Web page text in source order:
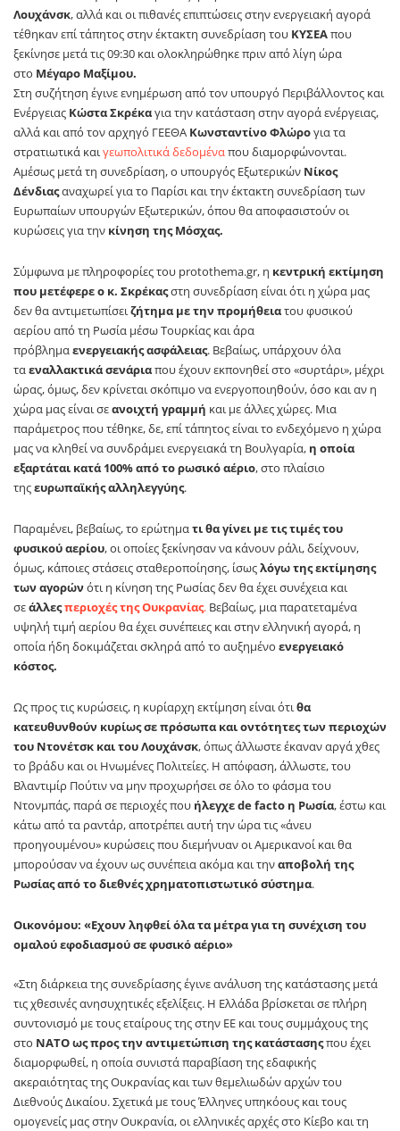
Λουχάνσκ, αλλά και οι πιθανές επιπτώσεις στην ενεργειακή αγορά
τέθηκαν επί τάπητος στην έκτακτη συνεδρίαση του ΚΥΣΕΑπου
ξεκίνησε μετά τις 09:30 και ολοκληρώθηκε πριν από λίγη ώρα
στο Μέγαρο Μαξίμου.
Στη συζήτηση έγινε ενημέρωση από τον υπουργό Περιβάλλοντος και
Ενέργειας Κώστα Σκρέκαγια την κατάσταση στην αγορά ενέργειας,
αλλά και από τον αρχηγό ΓΕΕΘΑ Κωνσταντίνο Φλώρογια τα
στρατιωτικά καιγεωπολιτικά δεδομέναπου διαμορφώνονται.
Αμέσως μετά τη συνεδρίαση, ο υπουργός Εξωτερικών Νίκος
Δένδιαςαναχωρεί για το Παρίσι και την έκτακτη συνεδρίαση των
Ευρωπαίων υπουργών Εξωτερικών, όπου θα αποφασιστούν οι
κυρώσεις για την κίνηση της Μόσχας.
Σύμφωνα με πληροφορίες του protothema.gr, η κεντρική εκτίμηση
που μετέφερε ο κ. Σκρέκαςστη συνεδρίαση είναι ότι η χώρα μας
δεν θα αντιμετωπίσειζήτημα με την προμήθειατου φυσικού
αερίου από τη Ρωσία μέσω Τουρκίας και άρα
πρόβλημαενεργειακής ασφάλειας. Βεβαίως, υπάρχουν όλα
ταεναλλακτικά σενάριαπου έχουν εκπονηθεί στο «συρτάρι», μέχρι
ώρας, όμως, δεν κρίνεται σκόπιμο να ενεργοποιηθούν, όσο και αν η
χώρα μας είναι σεανοιχτή γραμμή και με άλλες χώρες. Μια
παράμετρος που τέθηκε, δε, επί τάπητος είναι το ενδεχόμενο η χώρα
μας να κληθεί να συνδράμει ενεργειακά τη Βουλγαρία, η οποία
εξαρτάται κατά 100% από το ρωσικό αέριο, στο πλαίσιο
τηςευρωπαϊκής αλληλεγγύης.
Παραμένει, βεβαίως, το ερώτηματι θα γίνει με τις τιμές του
φυσικού αερίου, οι οποίες ξεκίνησαν να κάνουν ράλι, δείχνουν,
όμως, κάποιες στάσεις σταθεροποίησης, ίσωςλόγω της εκτίμησης
των αγορώνότι η κίνηση της Ρωσίας δεν θα έχει συνέχεια και
σεάλλεςπεριοχές της Ουκρανίας. Βεβαίως, μια παρατεταμένα
υψηλή τιμή αερίου θα έχει συνέπειες και στην ελληνική αγορά, η
οποία ήδη δοκιμάζεται σκληρά από το αυξημένο ενεργειακό
κόστος.
Ως προς τις κυρώσεις, η κυρίαρχη εκτίμηση είναι ότιθα
κατευθυνθούν κυρίως σε πρόσωπα και οντότητες των περιοχών
του Ντονέτσκ και του Λουχάνσκ, όπως άλλωστε έκαναν αργά χθες
το βράδυ και οι Ηνωμένες Πολιτείες. Η απόφαση, άλλωστε, του
Βλαντιμίρ Πούτιν να μην προχωρήσει σε όλο το φάσμα του
Ντονμπάς, παρά σε περιοχές που ήλεγχε de facto η Ρωσία, έστω και
κάτω από τα ραντάρ, αποτρέπει αυτή την ώρα τις «άνευ
προηγουμένου» κυρώσεις που διεμήνυαν οι Αμερικανοί και θα
μπορούσαν να έχουν ως συνέπεια ακόμα και τηναποβολή της
Ρωσίας από το διεθνές χρηματοπιστωτικό σύστημα.
Οικονόμου: «Εχουν ληφθεί όλα τα μέτρα για τη συνέχιση του
ομαλού εφοδιασμού σε φυσικό αέριο»
«Στη διάρκεια της συνεδρίασης έγινε ανάλυση της κατάστασης μετά
τις χθεσινές ανησυχητικές εξελίξεις. Η Ελλάδα βρίσκεται σε πλήρη
συντονισμό με τους εταίρους της στην ΕΕ και τους συμμάχους της
στο ΝΑΤΟ ως προς την αντιμετώπιση της κατάστασηςπου έχει
διαμορφωθεί, η οποία συνιστά παραβίαση της εδαφικής
ακεραιότητας της Ουκρανίας και των θεμελιωδών αρχών του
Διεθνούς Δικαίου. Σχετικά με τους Έλληνες υπηκόους και τους
ομογενείς μας στην Ουκρανία, οι ελληνικές αρχές στο Κίεβο και τη